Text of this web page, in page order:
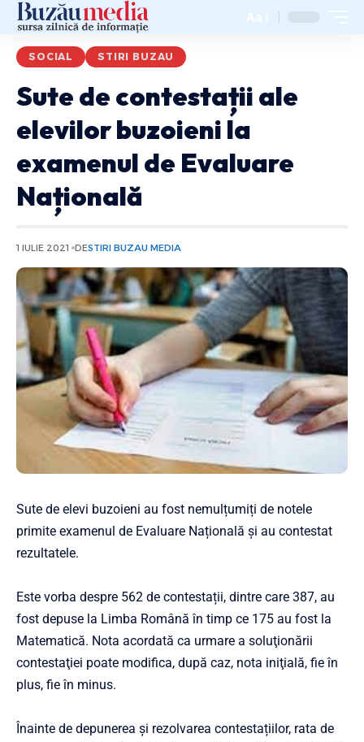
Aa
SOCIAL STIRI BUZAU
Sute de contestații ale
elevilor buzoieni la
examenul de Evaluare
Națională
1 IULIE 2021 DESTIRI BUZAU MEDIA
Sute de elevi buzoieni au fost nemulțumiți de notele
primite examenul de Evaluare Națională și au contestat
rezultatele.
Este vorba despre 562 de contestații, dintre care 387, au
fost depuse la Limba Română în timp ce 175 au fost la
Matematică. Nota acordată ca urmare a soluţionării
contestaţiei poate modifica, după caz, nota iniţială, fie în
plus, fie în minus.
Înainte de depunerea și rezolvarea contestațiilor, rata de